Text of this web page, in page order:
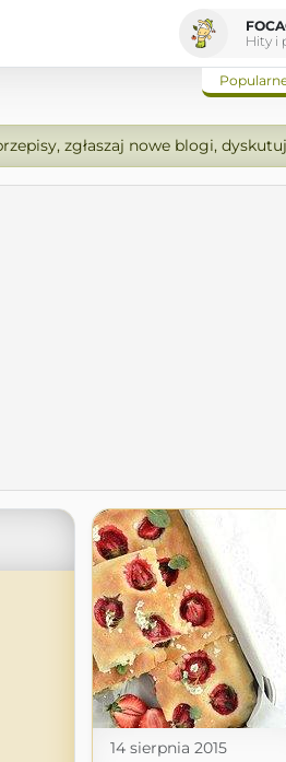
Hity i
zgłaszaj nowe blogi,
14 sierpnia 2015